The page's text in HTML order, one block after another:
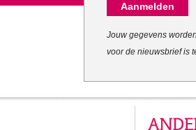
Aanmelden
Jouw gegevens
voor de nieuwsbrief is